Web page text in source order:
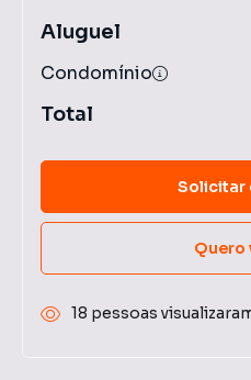
Aluguel
Condomínio
Total
Solicitar
Quero
18 pessoas